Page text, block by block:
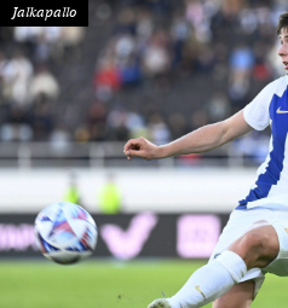
Jalkapallo